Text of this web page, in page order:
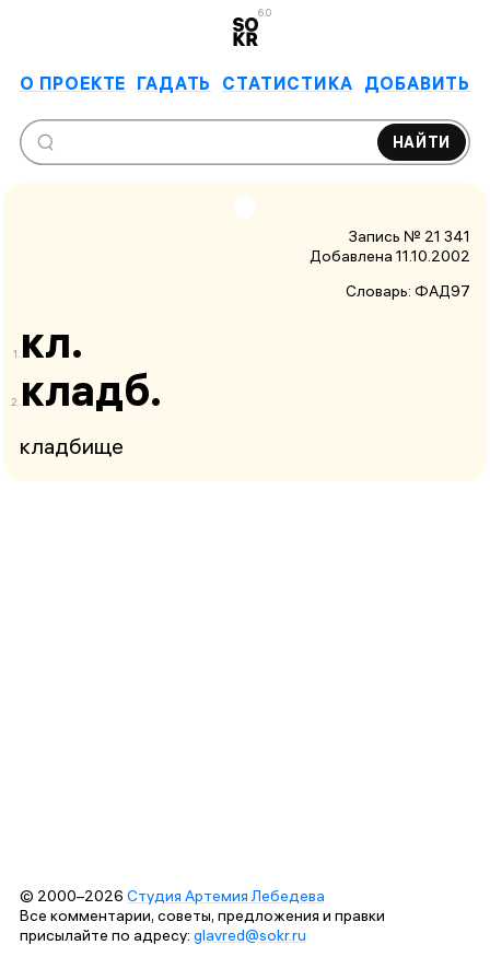
6.0
О ПРОЕКТЕ ГАДАТЬ СТАТИСТИКА ДОБАВИТЬ
НАЙТИ
Запись № 21 341
Добавлена 11.10.2002
Словарь: ФАД97
кл.
кладб.
кладбище
© 2000–2026 Студия Артемия Лебедева
Все комментарии, советы, предложения и правки
присылайте по адресу: glavred@sokr.ru